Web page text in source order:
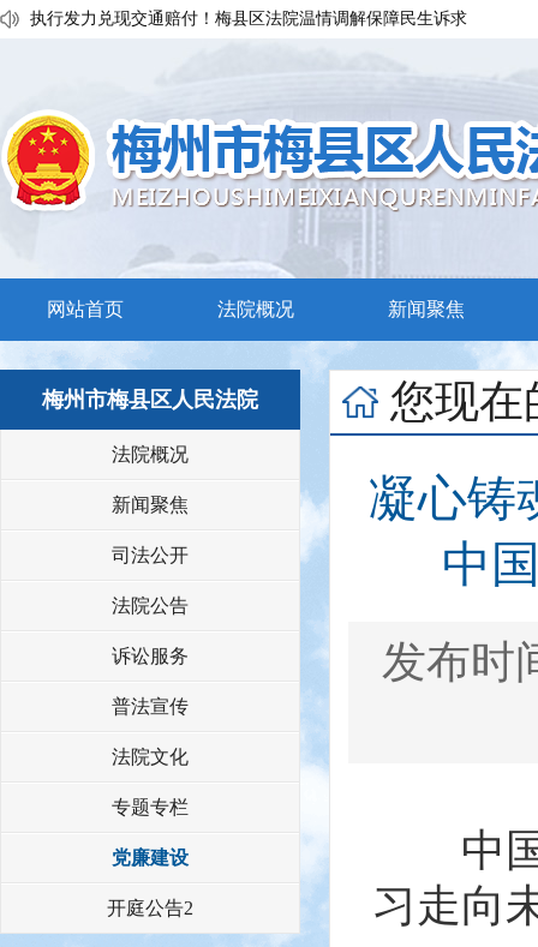
执行发力兑现交通赔付！梅县区法院温情调解保障民生诉求
网站首页 法院概况 新闻聚焦
梅州市梅县区人民法院
法院概况
新闻聚焦
司法公开
法院公告
诉讼服务
普法宣传
法院文化
专题专栏
党廉建设
开庭公告2
您现
凝心铸
中
发布时
中国
习走向